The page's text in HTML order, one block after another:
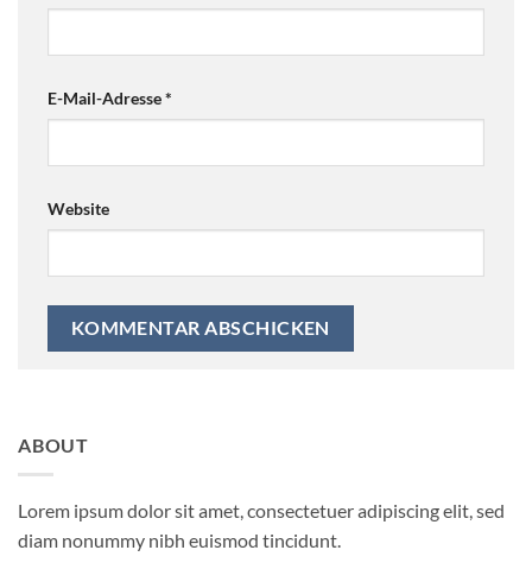
E-Mail-Adresse*
Website
ABOUT
Lorem ipsum dolor sit amet, consectetuer adipiscing elit, sed
diam nonummy nibh euismod tincidunt.